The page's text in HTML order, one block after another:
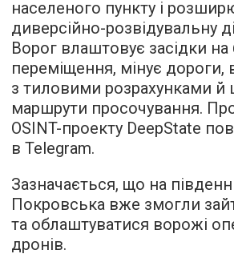
населеного пункту і
диверсійно-розвідувальну
Ворог влаштовує засідки на
переміщення, мінує дороги,
з тиловими розрахунками й
маршрути просочування.
OSINT-проекту DeepState
в Telegram.
Зазначається, що на
Покровська вже змогли
та облаштуватися ворожі
дронів.